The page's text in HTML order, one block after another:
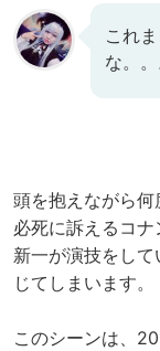
これ
な。
頭を抱えながら
必死に訴えるコナ
新一が演技をし
じてしまいます。
このシーンは、